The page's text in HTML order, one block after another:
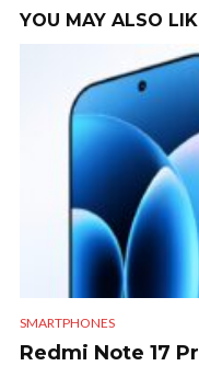
YOU MAY ALSO
SMARTPHONES
Redmi Note 17